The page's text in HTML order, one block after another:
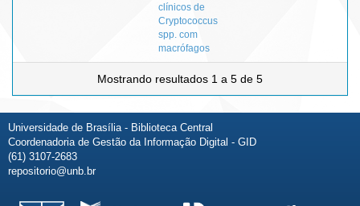
clínicos de
Cryptococcus
spp. com
macrófagos
Mostrando resultados 1 a 5 de 5
Universidade de Brasília - Biblioteca Central
Coordenadoria de Gestão da Informação Digital - GID
(61) 3107-2683
repositorio@unb.br